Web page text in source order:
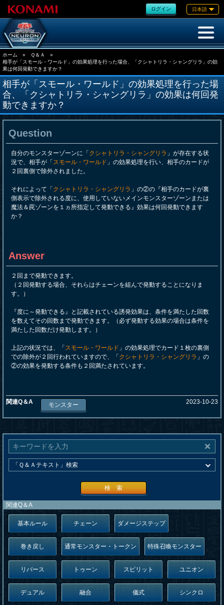
ログイン 日本語
ホーム » Ｑ＆Ａ
»
相手が「スモール・ワールド」の効果処理を行った場合、「クシャトリラ・シャングリラ」の効
果は何回発動できますか？
相手が「スモール・ワールド」の効果処理を行った場
合、「クシャトリラ・シャングリラ」の効果は何回発
動できますか？
Question
自分のモンスターゾーンに「 クシャトリラ・シャングリラ 」が存在する状
況で、相手が「 スモール・ワールド 」の効果処理を行い、相手のカードが
２回裏側で除外されました。
それによって「 クシャトリラ・シャングリラ 」の②の『相手のカードが裏
側表示で除外される度に、使用していないメインモンスターゾーンまたは
魔法＆罠ゾーンを１ヵ所指定して発動できる』効果は何回発動できます
か？
Answer
２回まで発動できます。
（２回発動する場合、それらはチェーンを組んで発動することになりま
す。）
『度に～発動できる』と記載されている誘発効果は、条件を満たした回数
を数えてその回数まで発動できます。（必ず発動する効果の場合は条件を
満たした回数だけ発動します。）
上記の状況では、「 スモール・ワールド 」の効果処理でカード１枚の裏側
での除外が２回行われていますので、「 クシャトリラ・シャングリラ 」の
②の効果を発動する条件も２回満たされています。
関連Q＆A モンスター 2023-10-23
検 索
関連Q＆A
基本ルール チェーン ダメージステップ
巻き戻し 通常モンスター・トークン 特殊召喚モンスター
リバース トゥーン スピリット ユニオン
デュアル 融合 儀式 シンクロ